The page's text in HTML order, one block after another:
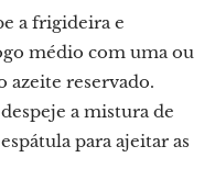
a frigideira e
médio com uma ou
azeite reservado.
a mistura de
para ajeitar as